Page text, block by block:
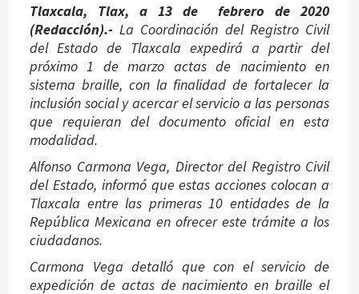
Tlaxcala, Tlax, a 13 de febrero de 2020
(Redacción).- La Coordinación del Registro Civil
del Estado de Tlaxcala expedirá a partir del
próximo 1 de marzo actas de nacimiento en
sistema braille, con la finalidad de fortalecer la
inclusión social y acercar el servicio a las personas
que requieran del documento oficial en esta
modalidad.
Alfonso Carmona Vega, Director del Registro Civil
del Estado, informó que estas acciones colocan a
Tlaxcala entre las primeras 10 entidades de la
República Mexicana en ofrecer este trámite a los
ciudadanos.
Carmona Vega detalló que con el servicio de
expedición de actas de nacimiento en braille el